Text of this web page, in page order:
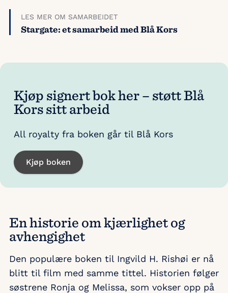
LES MER OM SAMARBEIDET
Stargate: et samarbeid med Blå Kors
Kjøp signert bok her – støtt Blå
Kors sitt arbeid
All royalty fra boken går til Blå Kors
Kjøp boken
En historie om kjærlighet og
avhengighet
Den populære boken til Ingvild H. Rishøi er nå
blitt til film med samme tittel. Historien følger
søstrene Ronja og Melissa, som vokser opp på